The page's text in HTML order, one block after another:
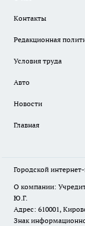
Контакты
Редакционная
Условия труда
Авто
Новости
Главная
Городской
О компании:
Ю.Г.
Адрес: 610001,
Знак